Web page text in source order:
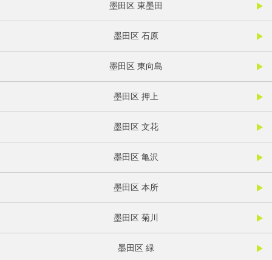
墨田区 東墨田
墨田区 石原
墨田区 東向島
墨田区 押上
墨田区 文花
墨田区 亀沢
墨田区 本所
墨田区 菊川
墨田区 緑